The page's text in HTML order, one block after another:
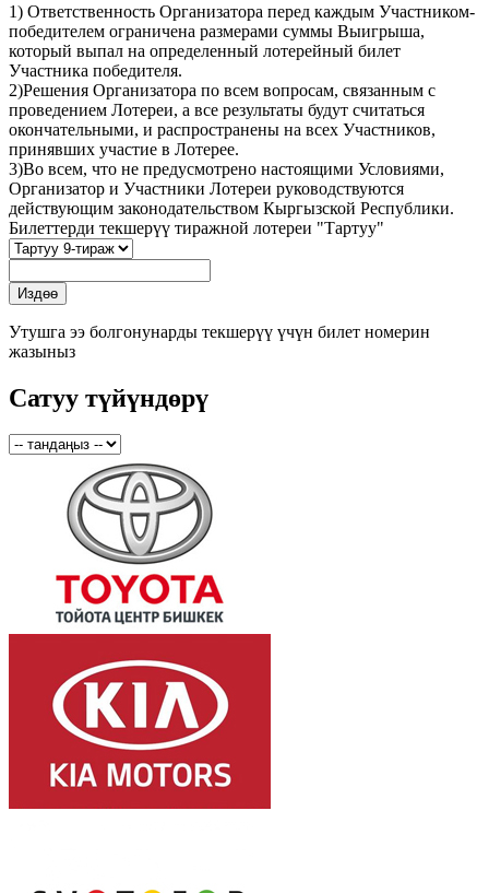
1) Ответственность Организатора перед каждым Участником-
победителем ограничена размерами суммы Выигрыша,
который выпал на определенный лотерейный билет
Участника победителя.
2)Решения Организатора по всем вопросам, связанным с
проведением Лотереи, а все результаты будут считаться
окончательными, и распространены на всех Участников,
принявших участие в Лотерее.
3)Во всем, что не предусмотрено настоящими Условиями,
Организатор и Участники Лотереи руководствуются
действующим законодательством Кыргызской Республики.
Билеттерди текшерүү тиражной лотереи "Тартуу"
Утушга ээ болгонунарды текшерүү үчүн билет номерин
жазыныз
Сатуу түйүндөрү